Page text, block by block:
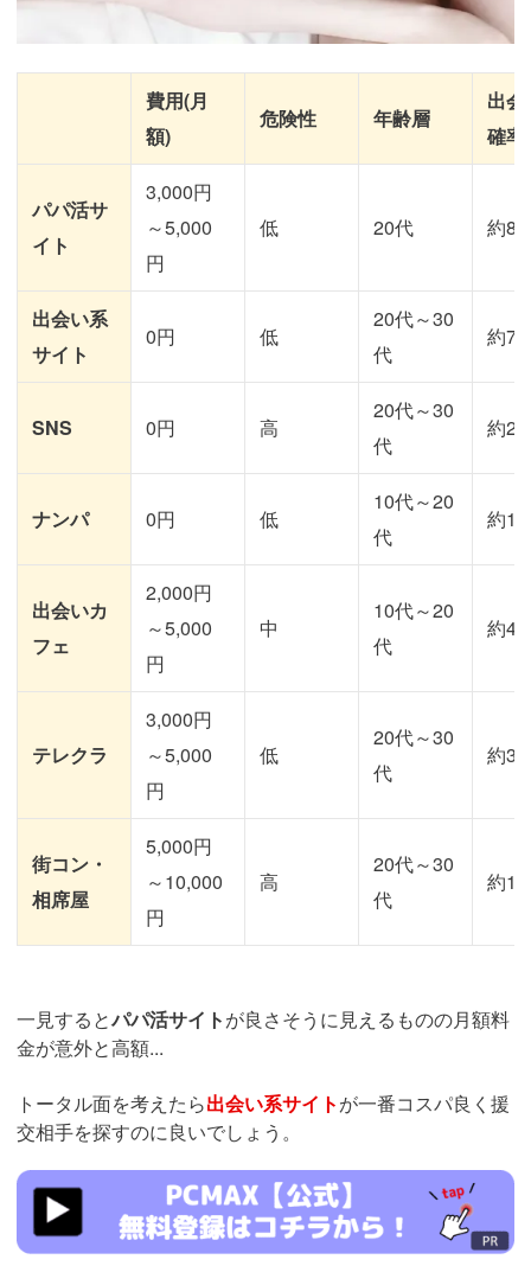
費用(月
額)
危険性 年齢層
出会
確率
パパ活サ
イト
3,000円
～5,000
円
低 20代 約
出会い系
サイト
0円 低
20代～30
代
約
SNS 0円 高
20代～30
代
約
ナンパ 0円 低
10代～20
代
約
出会いカ
フェ
2,000円
～5,000
円
中
10代～20
代
約
テレクラ
3,000円
～5,000
円
低
20代～30
代
約
街コン・
相席屋
5,000円
～10,000
円
高
20代～30
代
約
一見するとパパ活サイトが良さそうに見えるものの月額料
金が意外と高額...
トータル面を考えたら出会い系サイトが一番コスパ良く援
交相手を探すのに良いでしょう。
https://pcmax.jp/lp/?
ad_id=rm307152&mode=lp38